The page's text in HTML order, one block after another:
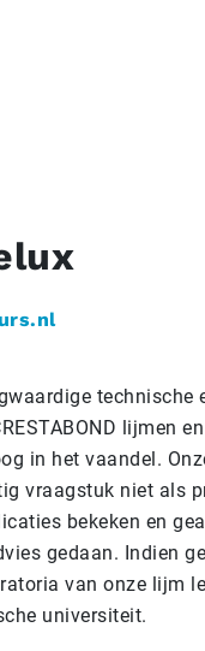
lijmen
in het vaandel.
vraagstuk niet als
bekeken en
gedaan. Indien
van onze lijm
universiteit.